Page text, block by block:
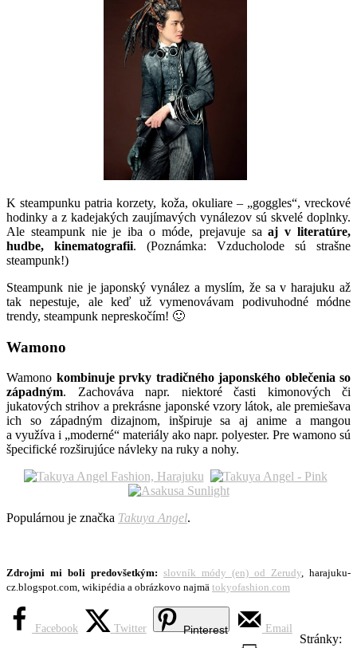
K steampunku patria korzety, koža, okuliare – „goggles“, vreckové
hodinky a z kadejakých zaujímavých vynálezov sú skvelé doplnky.
Ale steampunk nie je iba o móde, prejavuje saaj v literatúre,
hudbe, kinematografii. (Poznámka: Vzducholode sú strašne
steampunk!)
Steampunk nie je japonský vynález a myslím, že sa v harajuku až
tak nepestuje, ale keď už vymenovávam podivuhodné módne
trendy, steampunk nepreskočím! 🙂
Wamono
Wamono kombinuje prvky tradičného japonského oblečenia so
západným. Zachováva napr. niektoré časti kimonových či
jukatových strihov a prekrásne japonské vzory látok, ale premiešava
ich so západným dizajnom, inšpiruje sa aj anime a mangou
a využíva i „moderné“ materiály ako napr. polyester. Pre wamono sú
špecifické rozširujúce návleky na ruky a nohy.
*
*
Populárnou je značka Takuya Angel.
Zdrojmi mi boli predovšetkým: slovník módy (en) od Zerudy, harajuku-
cz.blogspot.com, wikipédia a obrázkovo najmä tokyofashion.com
Facebook Twitter Pinterest Email
Stránky: